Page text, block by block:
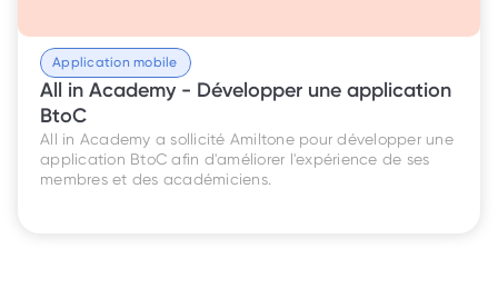
Application mobile
All in Academy - Développer une application
BtoC
All in Academy a sollicité Amiltone pour développer une
application BtoC afin d'améliorer l'expérience de ses
membres et des académiciens.